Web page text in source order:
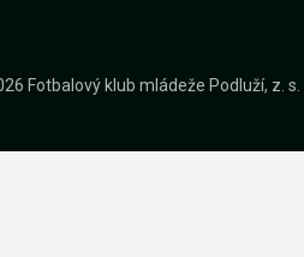
Fotbalový klub mládeže Podluží, z. s.